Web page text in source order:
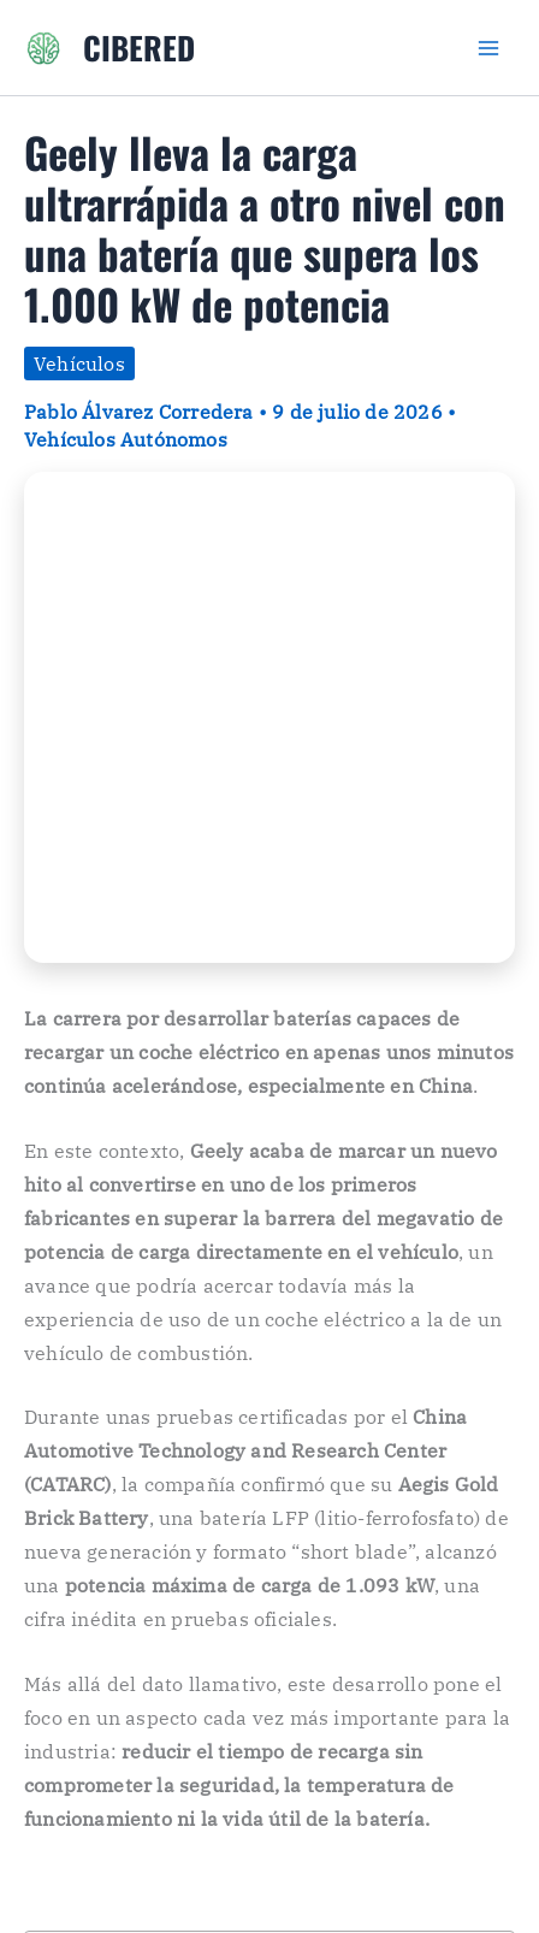
CIBERED
Geely lleva la carga
ultrarrápida a otro nivel con
una batería que supera los
1.000 kW de potencia
Vehículos
Pablo Álvarez Corredera • 9 de julio de 2026 •
Vehículos Autónomos
La carrera por desarrollar baterías capaces de
recargar un coche eléctrico en apenas unos minutos
continúa acelerándose, especialmente en China.
En este contexto, Geely acaba de marcar un nuevo
hito al convertirse en uno de los primeros
fabricantes en superar la barrera del megavatio de
potencia de carga directamente en el vehículo, un
avance que podría acercar todavía más la
experiencia de uso de un coche eléctrico a la de un
vehículo de combustión.
Durante unas pruebas certificadas por el China
Automotive Technology and Research Center
(CATARC), la compañía confirmó que su Aegis Gold
Brick Battery, una batería LFP (litio-ferrofosfato) de
nueva generación y formato “short blade”, alcanzó
una potencia máxima de carga de 1.093 kW, una
cifra inédita en pruebas oficiales.
Más allá del dato llamativo, este desarrollo pone el
foco en un aspecto cada vez más importante para la
industria:reducir el tiempo de recarga sin
comprometer la seguridad, la temperatura de
funcionamiento ni la vida útil de la batería.